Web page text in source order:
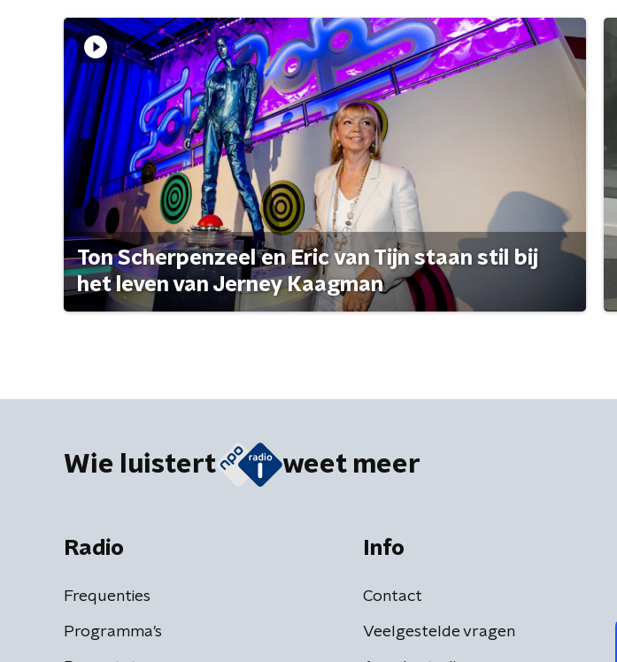
Ton Scherpenzeel en Eric van Tijn staan stil bij
het leven van Jerney Kaagman
Wie luistert weet meer
Radio
Frequenties
Programma's
Info
Contact
Veelgestelde vragen